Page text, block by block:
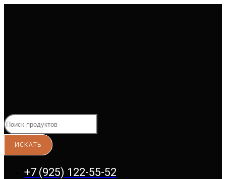
+7 (925) 122-55-52